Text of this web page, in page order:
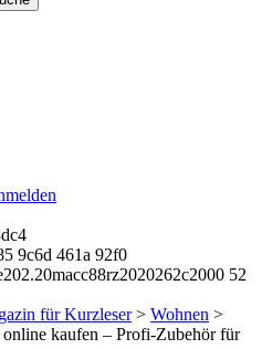
für Kurzleser> Wohnen >
kaufen – Profi-Zubehör für